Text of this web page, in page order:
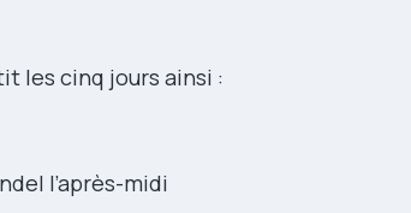
les cinq jours ainsi :
l’après-midi